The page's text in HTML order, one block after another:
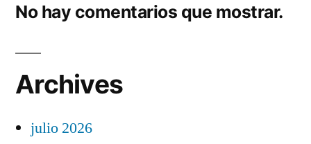
No hay comentarios que mostrar.
Archives
julio 2026